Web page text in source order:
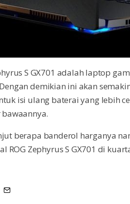
S GX701 adalah laptop
demikian ini akan
isi ulang baterai yang lebih
berapa banderol harganya
ROG Zephyrus S GX701 di